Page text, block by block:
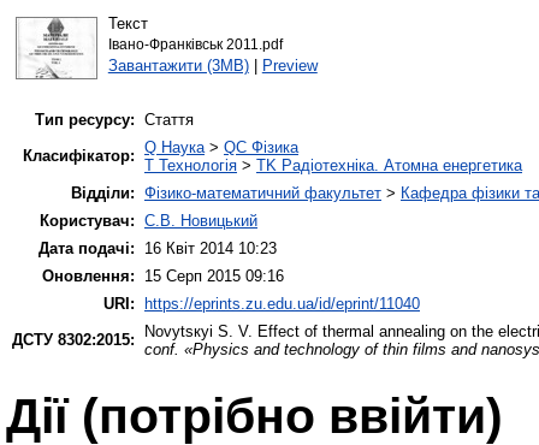
Текст
Івано-Франківськ 2011.pdf
Завантажити (3MB)| Preview
Тип ресурсу: Стаття
Класифікатор: Q Наука> QC Фізика
T Технологія > TK Радіотехніка. Атомна енергетика
Відділи: Фізико-математичний факультет > Кафедра фізики
Користувач: С.В. Новицький
Дата подачі:
16 Квіт 2014 10:23
Оновлення:
15 Серп 2015 09:16
URI:
https://eprints.zu.edu.ua/id/eprint/11040
ДСТУ 8302:2015:
Novytsкyі S. V. Effect of thermal annealing on the
conf. «Physics and technology of thin films and
Дії ​​(потрібно ввійти)